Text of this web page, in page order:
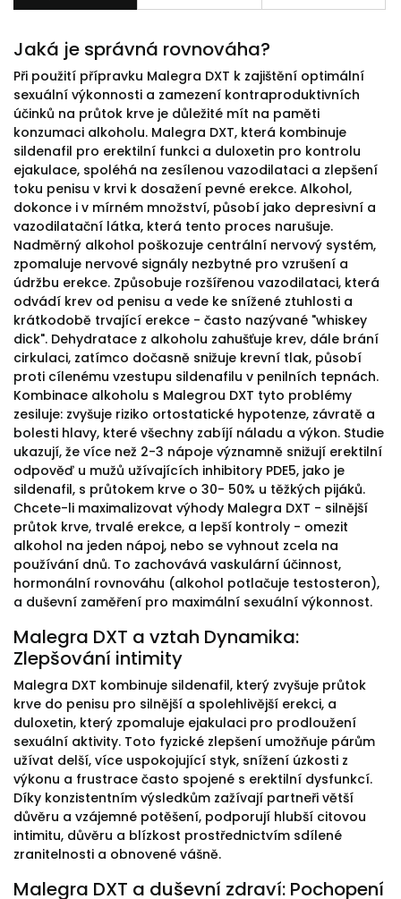
Jaká je správná rovnováha?
Při použití přípravku Malegra DXT k zajištění optimální
sexuální výkonnosti a zamezení kontraproduktivních
účinků na průtok krve je důležité mít na paměti
konzumaci alkoholu. Malegra DXT, která kombinuje
sildenafil pro erektilní funkci a duloxetin pro kontrolu
ejakulace, spoléhá na zesílenou vazodilataci a zlepšení
toku penisu v krvi k dosažení pevné erekce. Alkohol,
dokonce i v mírném množství, působí jako depresivní a
vazodilatační látka, která tento proces narušuje.
Nadměrný alkohol poškozuje centrální nervový systém,
zpomaluje nervové signály nezbytné pro vzrušení a
údržbu erekce. Způsobuje rozšířenou vazodilataci, která
odvádí krev od penisu a vede ke snížené ztuhlosti a
krátkodobě trvající erekce - často nazývané "whiskey
dick". Dehydratace z alkoholu zahušťuje krev, dále brání
cirkulaci, zatímco dočasně snižuje krevní tlak, působí
proti cílenému vzestupu sildenafilu v penilních tepnách.
Kombinace alkoholu s Malegrou DXT tyto problémy
zesiluje: zvyšuje riziko ortostatické hypotenze, závratě a
bolesti hlavy, které všechny zabíjí náladu a výkon. Studie
ukazují, že více než 2-3 nápoje významně snižují erektilní
odpověď u mužů užívajících inhibitory PDE5, jako je
sildenafil, s průtokem krve o 30- 50% u těžkých pijáků.
Chcete-li maximalizovat výhody Malegra DXT - silnější
průtok krve, trvalé erekce, a lepší kontroly - omezit
alkohol na jeden nápoj, nebo se vyhnout zcela na
používání dnů. To zachovává vaskulární účinnost,
hormonální rovnováhu (alkohol potlačuje testosteron),
a duševní zaměření pro maximální sexuální výkonnost.
Malegra DXT a vztah Dynamika:
Zlepšování intimity
Malegra DXT kombinuje sildenafil, který zvyšuje průtok
krve do penisu pro silnější a spolehlivější erekci, a
duloxetin, který zpomaluje ejakulaci pro prodloužení
sexuální aktivity. Toto fyzické zlepšení umožňuje párům
užívat delší, více uspokojující styk, snížení úzkosti z
výkonu a frustrace často spojené s erektilní dysfunkcí.
Díky konzistentním výsledkům zažívají partneři větší
důvěru a vzájemné potěšení, podporují hlubší citovou
intimitu, důvěru a blízkost prostřednictvím sdílené
zranitelnosti a obnovené vášně.
Malegra DXT a duševní zdraví: Pochopení